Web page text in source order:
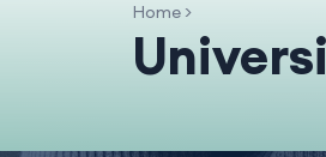
Home >